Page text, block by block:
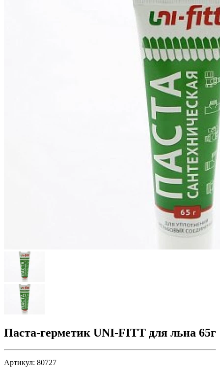
Паста-герметик UNI-FITT для льна 65г
Артикул: 80727